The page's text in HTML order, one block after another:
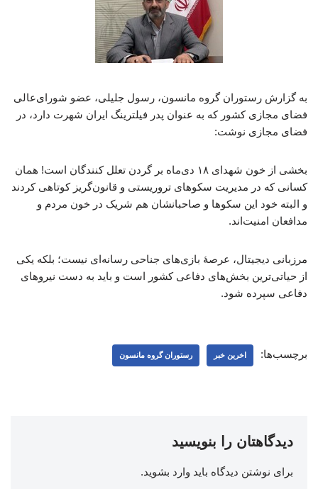
به گزارش رستوران گروه مانسون، رسول جلیلی، عضو شورای‌عالی
فضای مجازی کشور که به عنوان پدر فیلترینگ ایران شهرت دارد، در
فضای مجازی نوشت:
بخشی از خون شهدای ۱۸ دی‌ماه بر گردن تعلل کنندگان است! همان
کسانی که در مدیریت سکوهای تروریستی و قانون‌گریز کوتاهی کردند
و البته خود این سکوها و صاحبانشان هم شریک در خون مردم و
مدافعان امنیت‌اند.
مرزبانی دیجیتال، عرصهٔ بازی‌های جناحی رسانه‌ای نیست؛ بلکه یکی
از حیاتی‌ترین بخش‌های دفاعی کشور است و باید به دست نیروهای
دفاعی سپرده شود.
برچسب‌ها: اخرین خبر رستوران گروه مانسون
دیدگاهتان را بنویسید
برای نوشتن دیدگاه باید وارد بشوید.